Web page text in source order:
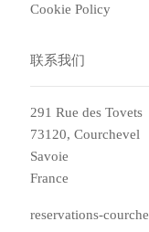
Cookie Policy
联系我们
291 Rue des Tovets
73120, Courchevel
Savoie
France
reservations-